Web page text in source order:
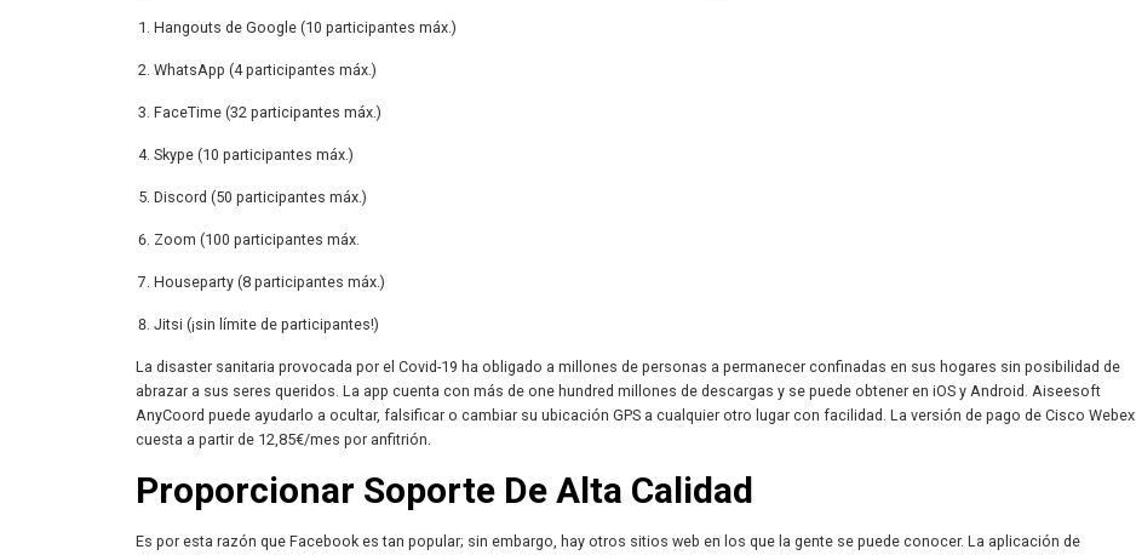
Hangouts de Google (10 participantes máx.)
WhatsApp (4 participantes máx.)
FaceTime (32 participantes máx.)
Skype (10 participantes máx.)
Discord (50 participantes máx.)
Zoom (100 participantes máx.
Houseparty (8 participantes máx.)
Jitsi (¡sin límite de participantes!)
La disaster sanitaria provocada por el Covid-19 ha obligado a millones de personas a permanecer confinadas en sus hogares sin posibilidad de
abrazar a sus seres queridos. La app cuenta con más de one hundred millones de descargas y se puede obtener en iOS y Android. Aiseesoft
AnyCoord puede ayudarlo a ocultar, falsificar o cambiar su ubicación GPS a cualquier otro lugar con facilidad. La versión de pago de Cisco Webex
cuesta a partir de 12,85€/mes por anfitrión.
Proporcionar Soporte De Alta Calidad
Es por esta razón que Facebook es tan popular; sin embargo, hay otros sitios web en los que la gente se puede conocer. La aplicación de